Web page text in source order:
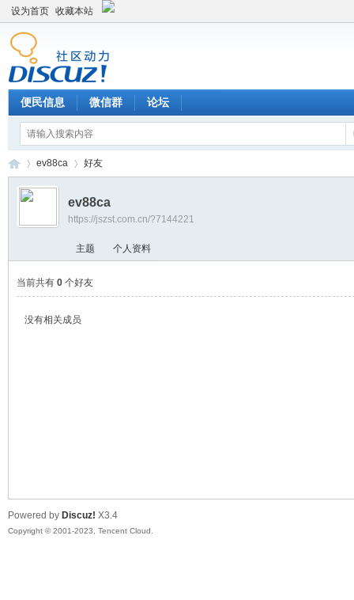
设为首页 收藏本站
便民信息 微信群 论坛
›
ev88ca 好友
ev88ca
https://jszst.com.cn/?7144221
主题 个人资料
当前共有 0个好友
没有相关成员
Powered by Discuz! X3.4
Copyright © 2001-2023, Tencent Cloud.